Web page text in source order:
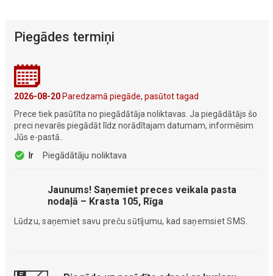
Piegādes termiņi
2026-08-20Paredzamā piegāde, pasūtot tagad
Prece tiek pasūtīta no piegādātāja noliktavas. Ja piegādātājs šo
preci nevarēs piegādāt līdz norādītajam datumam, informēsim
Jūs e-pastā..
Ir Piegādātāju noliktava
Jaunums! Saņemiet preces veikala pasta
nodaļā – Krasta 105, Rīga
Lūdzu, saņemiet savu preču sūtījumu, kad saņemsiet SMS.